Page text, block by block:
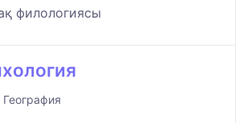
филологиясы